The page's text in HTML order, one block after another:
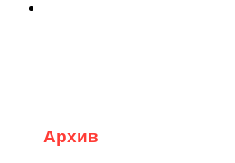
Архив